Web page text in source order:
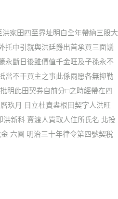
家田四至界址明白全年帶納三股大
托中引就與洪廷爵出首承買三面議
永斷日後雖價值千金旺及子孫永不
當不干買主之事此係兩愿各無抑勒
明此田契券自前分□之時經帶在四
玖月 日立杜賣盡根田契字人洪旺
新科 賣渡人質取人住所氏名 北投
六圓 明治三十年律令第四號契稅